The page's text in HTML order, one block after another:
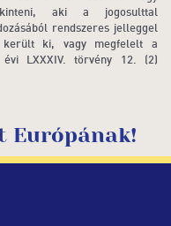
aki a jogosulttal
rendszeres jelleggel
került ki, vagy megfelelt a
LXXXIV. törvény 12. (2)
Európának!